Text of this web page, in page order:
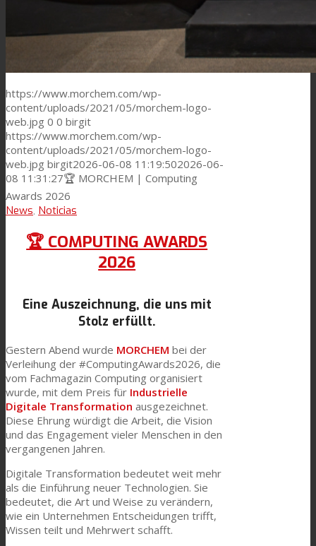
https://www.morchem.com/wp-
content/uploads/2021/05/morchem-logo-
web.jpg 0 0 birgit
https://www.morchem.com/wp-
content/uploads/2021/05/morchem-logo-
web.jpg birgit2026-06-08 11:19:502026-06-
08 11:31:27🏆 MORCHEM | Computing
Awards 2026
News, Noticias
🏆 COMPUTING AWARDS
2026
Eine Auszeichnung, die uns mit
Stolz erfüllt.
Gestern Abend wurde MORCHEM bei der
Verleihung der #ComputingAwards2026, die
vom Fachmagazin Computing organisiert
wurde, mit dem Preis für Industrielle
Digitale Transformation ausgezeichnet.
Diese Ehrung würdigt die Arbeit, die Vision
und das Engagement vieler Menschen in den
vergangenen Jahren.
Digitale Transformation bedeutet weit mehr
als die Einführung neuer Technologien. Sie
bedeutet, die Art und Weise zu verändern,
wie ein Unternehmen Entscheidungen trifft,
Wissen teilt und Mehrwert schafft.